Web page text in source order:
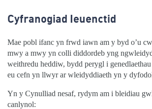
Cyfranogiad Ieuenctid
Mae pobl ifanc yn frwd iawn am y byd o’u
mwy a mwy yn colli diddordeb yng
weithredu heddiw, bydd perygl i
eu cefn yn llwyr ar wleidyddiaeth yn y
Yn y Cynulliad nesaf, rydym am i bleidiau
canlynol: